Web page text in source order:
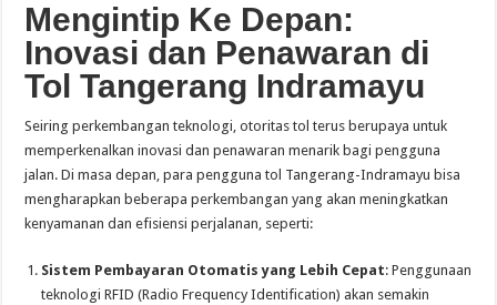
Mengintip Ke Depan:
Inovasi dan Penawaran di
Tol Tangerang Indramayu
Seiring perkembangan teknologi, otoritas tol terus berupaya untuk
memperkenalkan inovasi dan penawaran menarik bagi pengguna
jalan. Di masa depan, para pengguna tol Tangerang-Indramayu bisa
mengharapkan beberapa perkembangan yang akan meningkatkan
kenyamanan dan efisiensi perjalanan, seperti:
Sistem Pembayaran Otomatis yang Lebih Cepat: Penggunaan
teknologi RFID (Radio Frequency Identification) akan semakin